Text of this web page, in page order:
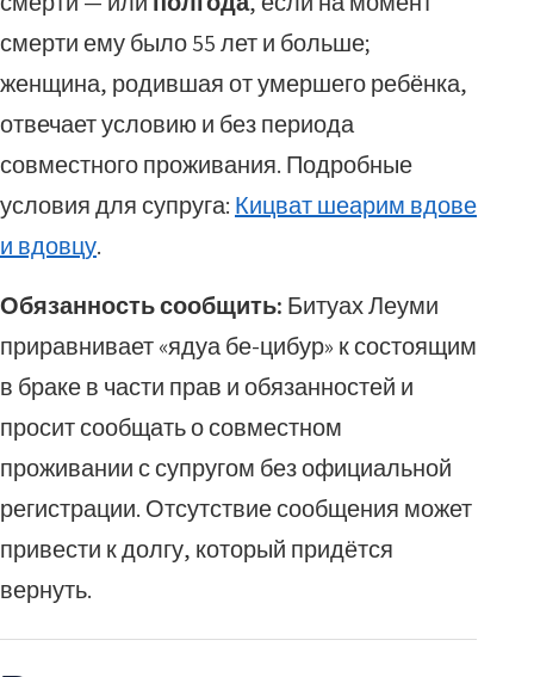
смерти ему было 55 лет и больше;
женщина, родившая от умершего ребёнка,
отвечает условию и без периода
совместного проживания. Подробные
условия для супруга: Кицват шеарим вдове
и вдовцу.
Обязанность сообщить: Битуах Леуми
приравнивает «ядуа бе-цибур» к состоящим
в браке в части прав и обязанностей и
просит сообщать о совместном
проживании с супругом без официальной
регистрации. Отсутствие сообщения может
привести к долгу, который придётся
вернуть.